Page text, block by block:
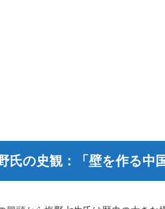
氏の史観：「壁を作る中